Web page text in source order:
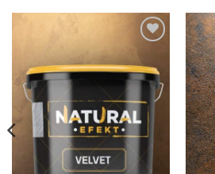
Listeme
Ekle